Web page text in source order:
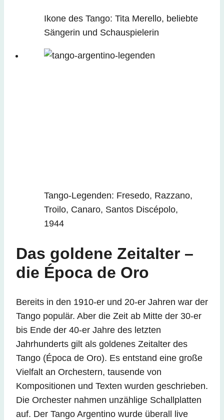
Ikone des Tango: Tita Merello, beliebte
Sängerin und Schauspielerin
Tango-Legenden: Fresedo, Razzano,
Troilo, Canaro, Santos Discépolo,
1944
Das goldene Zeitalter –
die Época de Oro
Bereits in den 1910-er und 20-er Jahren war der
Tango populär. Aber die Zeit ab Mitte der 30-er
bis Ende der 40-er Jahre des letzten
Jahrhunderts gilt als goldenes Zeitalter des
Tango (Época de Oro). Es entstand eine große
Vielfalt an Orchestern, tausende von
Kompositionen und Texten wurden geschrieben.
Die Orchester nahmen unzählige Schallplatten
auf. Der Tango Argentino wurde überall live